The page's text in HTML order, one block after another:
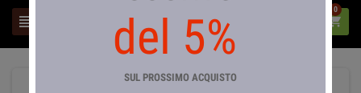
 
0
del 5%
SUL PROSSIMO ACQUISTO